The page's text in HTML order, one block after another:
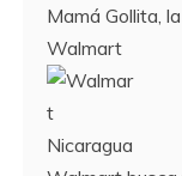
Mamá Gollita,
Walmart